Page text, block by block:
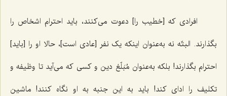
افرادی که [خطیب را] دعوت می‌کنند، باید احترام اشخاص را
بگذارند. البتّه نه به‌عنوان اینکه یک نفر [عادی است]، حالا او را [باید]
احترام بگذارند! بلکه به‌عنوان مُبَلّغ دین و کسی که می‌آید تا وظیفه و
تکلیف را ادای کند! باید به این جنبه به او نگاه کنند! ماشین